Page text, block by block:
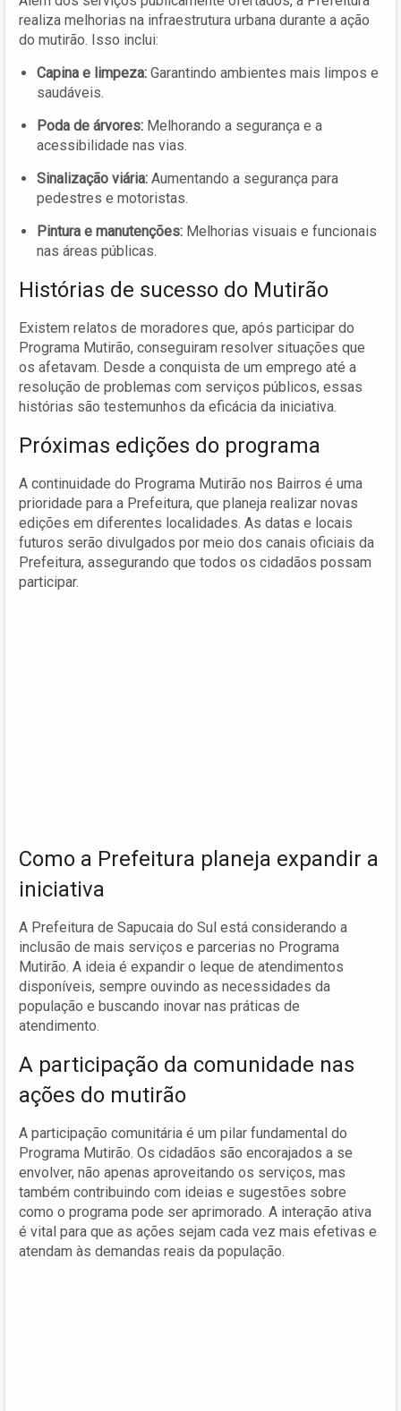
realiza melhorias na infraestrutura urbana durante a ação
do mutirão. Isso inclui:
Capina e limpeza: Garantindo ambientes mais limpos e
saudáveis.
Poda de árvores: Melhorando a segurança e a
acessibilidade nas vias.
Sinalização viária: Aumentando a segurança para
pedestres e motoristas.
Pintura e manutenções: Melhorias visuais e funcionais
nas áreas públicas.
Histórias de sucesso do Mutirão
Existem relatos de moradores que, após participar do
Programa Mutirão, conseguiram resolver situações que
os afetavam. Desde a conquista de um emprego até a
resolução de problemas com serviços públicos, essas
histórias são testemunhos da eficácia da iniciativa.
Próximas edições do programa
A continuidade do Programa Mutirão nos Bairros é uma
prioridade para a Prefeitura, que planeja realizar novas
edições em diferentes localidades. As datas e locais
futuros serão divulgados por meio dos canais oficiais da
Prefeitura, assegurando que todos os cidadãos possam
participar.
Como a Prefeitura planeja expandir a
iniciativa
A Prefeitura de Sapucaia do Sul está considerando a
inclusão de mais serviços e parcerias no Programa
Mutirão. A ideia é expandir o leque de atendimentos
disponíveis, sempre ouvindo as necessidades da
população e buscando inovar nas práticas de
atendimento.
A participação da comunidade nas
ações do mutirão
A participação comunitária é um pilar fundamental do
Programa Mutirão. Os cidadãos são encorajados a se
envolver, não apenas aproveitando os serviços, mas
também contribuindo com ideias e sugestões sobre
como o programa pode ser aprimorado. A interação ativa
é vital para que as ações sejam cada vez mais efetivas e
atendam às demandas reais da população.